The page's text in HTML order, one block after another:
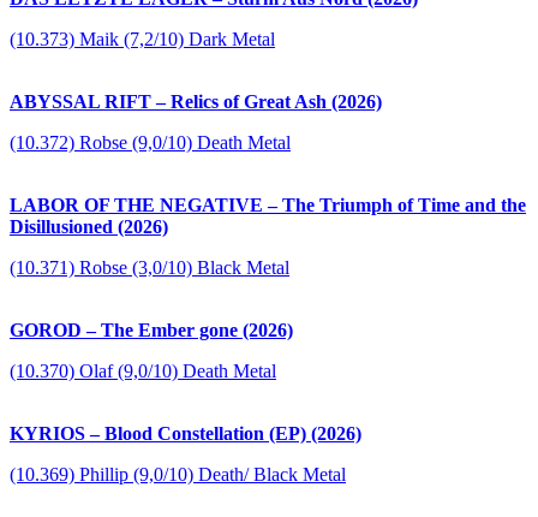
(10.373) Maik (7,2/10) Dark Metal
ABYSSAL RIFT – Relics of Great Ash (2026)
(10.372) Robse (9,0/10) Death Metal
LABOR OF THE NEGATIVE – The Triumph of Time and the
Disillusioned (2026)
(10.371) Robse (3,0/10) Black Metal
GOROD – The Ember gone (2026)
(10.370) Olaf (9,0/10) Death Metal
KYRIOS – Blood Constellation (EP) (2026)
(10.369) Phillip (9,0/10) Death/ Black Metal